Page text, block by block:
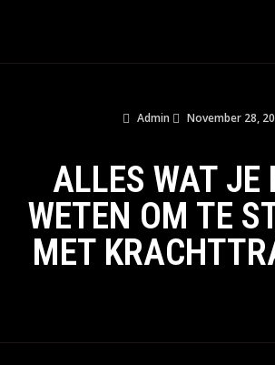
Admin November 28,
ALLES WAT JE
WETEN OM TE
MET